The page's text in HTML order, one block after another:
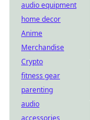
audio equipment
home decor
Anime
Merchandise
Crypto
fitness gear
parenting
audio
accessories